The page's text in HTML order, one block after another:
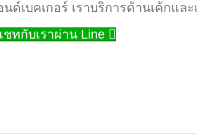
นด์เบคเกอร์ เราบริการด้านเค้กและ
ชทกับเราผ่าน Line